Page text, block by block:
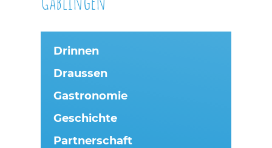
Drinnen
Draussen
Gastronomie
Geschichte
Partnerschaft